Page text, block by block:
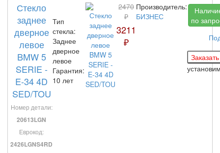
Стекло
заднее
дверное
левое
BMW 5
SERIE -
E-34 4D
SED/TOU
Номер детали:
20613LGN
Еврокод:
2426LGNS4RD
Тип
стекла:
Заднее
дверное
левое
Гарантия:
10 лет
2470
₽
3211
₽
Производитель:
БИЗНЕС
по